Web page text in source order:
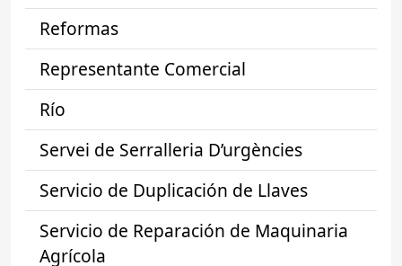
Reformas
Representante Comercial
Río
Servei de Serralleria D’urgències
Servicio de Duplicación de Llaves
Servicio de Reparación de Maquinaria
Agrícola